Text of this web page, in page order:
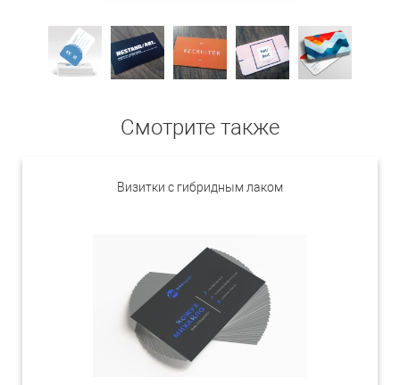
Смотрите также
Визитки с гибридным лаком